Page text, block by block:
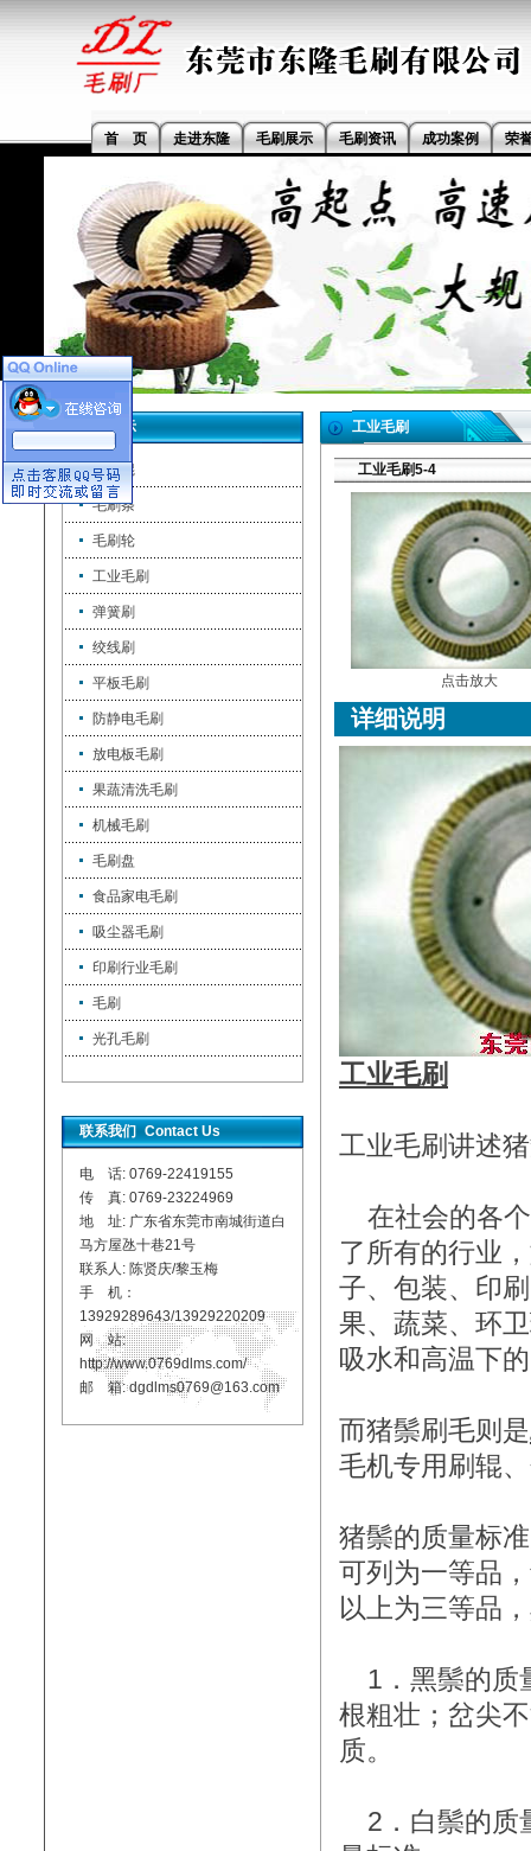
首 页 走进东隆 毛刷展示 毛刷资讯 成功案例 荣
毛刷展示
毛刷辊
毛刷条
毛刷轮
工业毛刷
弹簧刷
绞线刷
平板毛刷
防静电毛刷
放电板毛刷
果蔬清洗毛刷
机械毛刷
毛刷盘
食品家电毛刷
吸尘器毛刷
印刷行业毛刷
毛刷
光孔毛刷
联系我们 Contact Us
电 话: 0769-22419155
传 真: 0769-23224969
地 址: 广东省东莞市南城街道白
马方屋氹十巷21号
联系人: 陈贤庆/黎玉梅
手 机：
13929289643/13929220209
网 站:
http://www.0769dlms.com/
邮 箱: dgdlms0769@163.com
工业毛刷
工业毛刷5-4
点击放大
详细说明
工业毛刷
工业毛刷讲述
在社会的各个
了所有的行业
子、包装、印
果、蔬菜、环
吸水和高温下
而猪鬃刷毛则是
毛机专用刷辊
猪鬃的质量标
可列为一等品
以上为三等品
1．黑鬃的质
根粗壮；岔尖
质。
2．白鬃的质